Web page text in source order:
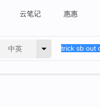
云笔记 惠惠
中英